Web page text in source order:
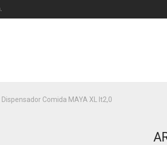
Dispensador Comida MAYA XL lt2,0